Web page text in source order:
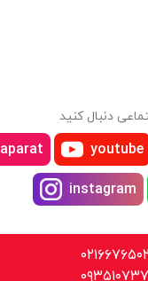
دنبال کنید
youtube
aparat
instagram